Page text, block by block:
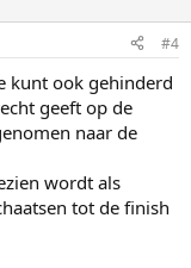
#4
kunt ook gehinderd
geeft op de
naar de
wordt als
tot de finish